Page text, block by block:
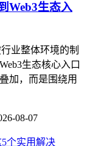
Web3生态入
业整体环境的制
生态核心入口
加，而是围绕用
08-07